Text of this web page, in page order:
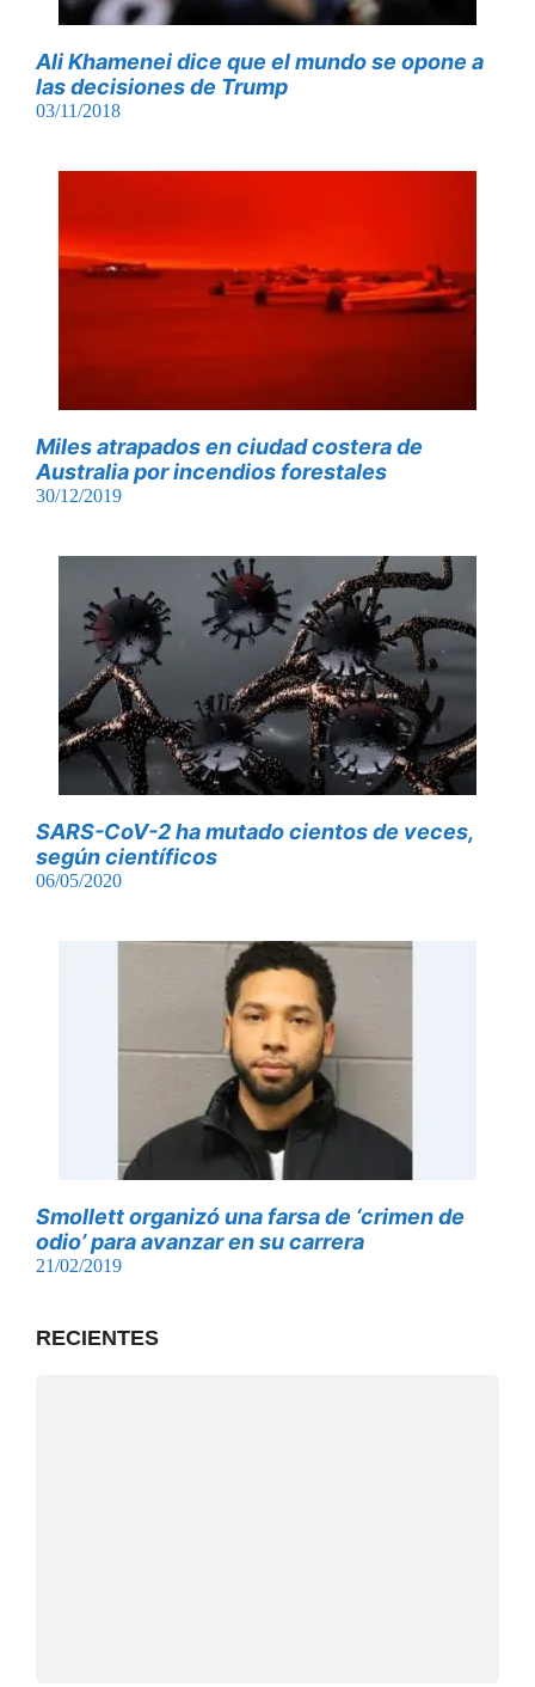
Ali Khamenei dice que el mundo se opone a
las decisiones de Trump
03/11/2018
Miles atrapados en ciudad costera de
Australia por incendios forestales
30/12/2019
SARS-CoV-2 ha mutado cientos de veces,
según científicos
06/05/2020
Smollett organizó una farsa de ‘crimen de
odio’ para avanzar en su carrera
21/02/2019
RECIENTES